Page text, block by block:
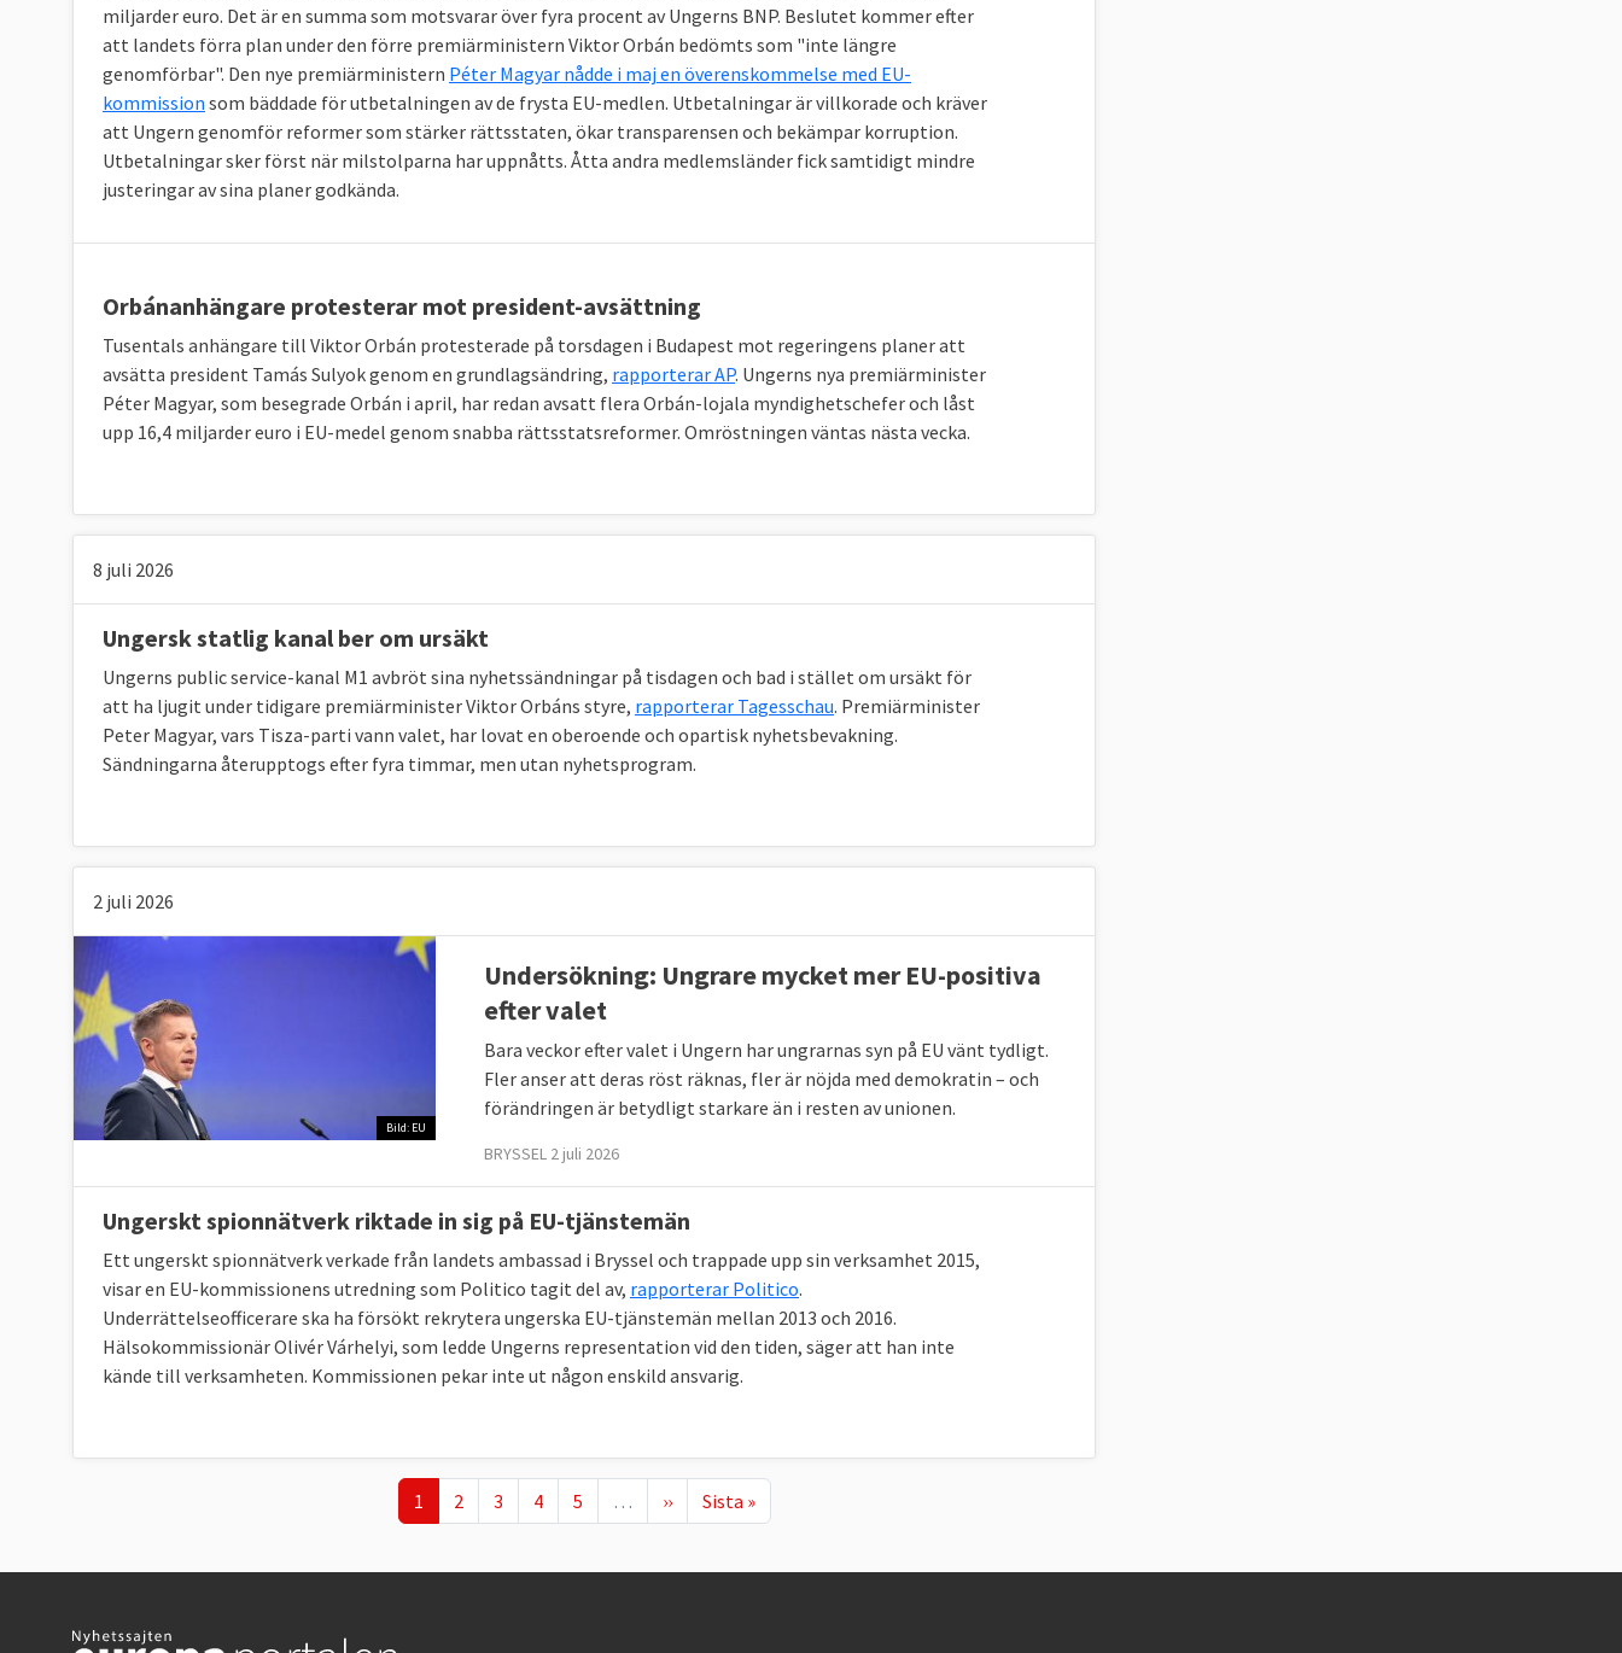
miljarder euro. Det är en summa som motsvarar över fyra procent av Ungerns BNP. Beslutet kommer efter
att landets förra plan under den förre premiärministern Viktor Orbán bedömts som "inte längre
genomförbar". Den nye premiärministern Péter Magyar nådde i maj en överenskommelse med EU-
kommission som bäddade för utbetalningen av de frysta EU-medlen. Utbetalningar är villkorade och kräver
att Ungern genomför reformer som stärker rättsstaten, ökar transparensen och bekämpar korruption.
Utbetalningar sker först när milstolparna har uppnåtts. Åtta andra medlemsländer fick samtidigt mindre
justeringar av sina planer godkända.
Orbánanhängare protesterar mot president-avsättning
Tusentals anhängare till Viktor Orbán protesterade på torsdagen i Budapest mot regeringens planer att
avsätta president Tamás Sulyok genom en grundlagsändring, rapporterar AP. Ungerns nya premiärminister
Péter Magyar, som besegrade Orbán i april, har redan avsatt flera Orbán-lojala myndighetschefer och låst
upp 16,4 miljarder euro i EU-medel genom snabba rättsstatsreformer. Omröstningen väntas nästa vecka.
8 juli 2026
Ungersk statlig kanal ber om ursäkt
Ungerns public service-kanal M1 avbröt sina nyhetssändningar på tisdagen och bad i stället om ursäkt för
att ha ljugit under tidigare premiärminister Viktor Orbáns styre, rapporterar Tagesschau. Premiärminister
Peter Magyar, vars Tisza-parti vann valet, har lovat en oberoende och opartisk nyhetsbevakning.
Sändningarna återupptogs efter fyra timmar, men utan nyhetsprogram.
2 juli 2026
Bild: EU
Undersökning: Ungrare mycket mer EU-positiva
efter valet
Bara veckor efter valet i Ungern har ungrarnas syn på EU vänt tydligt.
Fler anser att deras röst räknas, fler är nöjda med demokratin – och
förändringen är betydligt starkare än i resten av unionen.
BRYSSEL 2 juli 2026
Ungerskt spionnätverk riktade in sig på EU-tjänstemän
Ett ungerskt spionnätverk verkade från landets ambassad i Bryssel och trappade upp sin verksamhet 2015,
visar en EU-kommissionens utredning som Politico tagit del av, rapporterar Politico.
Underrättelseofficerare ska ha försökt rekrytera ungerska EU-tjänstemän mellan 2013 och 2016.
Hälsokommissionär Olivér Várhelyi, som ledde Ungerns representation vid den tiden, säger att han inte
kände till verksamheten. Kommissionen pekar inte ut någon enskild ansvarig.
Nuvarande sida
1 Page
2 Page
3 Page
4 Page
5 … Nästa sida
›› Sista sidan
Sista »